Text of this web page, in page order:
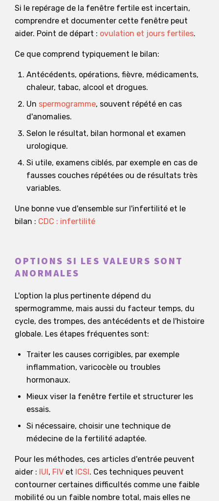
Si le repérage de la fenêtre fertile est incertain,
comprendre et documenter cette fenêtre peut
aider. Point de départ : ovulation et jours fertiles.
Ce que comprend typiquement le bilan:
Antécédents, opérations, fièvre, médicaments,
chaleur, tabac, alcool et drogues.
Un spermogramme, souvent répété en cas
d'anomalies.
Selon le résultat, bilan hormonal et examen
urologique.
Si utile, examens ciblés, par exemple en cas de
fausses couches répétées ou de résultats très
variables.
Une bonne vue d'ensemble sur l'infertilité et le
bilan : CDC : infertilité
OPTIONS SI LES VALEURS SONT
ANORMALES
L'option la plus pertinente dépend du
spermogramme, mais aussi du facteur temps, du
cycle, des trompes, des antécédents et de l'histoire
globale. Les étapes fréquentes sont:
Traiter les causes corrigibles, par exemple
inflammation, varicocèle ou troubles
hormonaux.
Mieux viser la fenêtre fertile et structurer les
essais.
Si nécessaire, choisir une technique de
médecine de la fertilité adaptée.
Pour les méthodes, ces articles d'entrée peuvent
aider : IUI, FIV et ICSI. Ces techniques peuvent
contourner certaines difficultés comme une faible
mobilité ou un faible nombre total, mais elles ne